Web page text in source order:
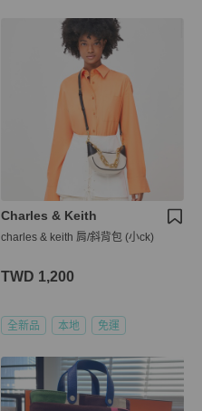
Charles & Keith
charles & keith 肩/斜背包 (小ck)
TWD 1,200
全新品 本地 免運